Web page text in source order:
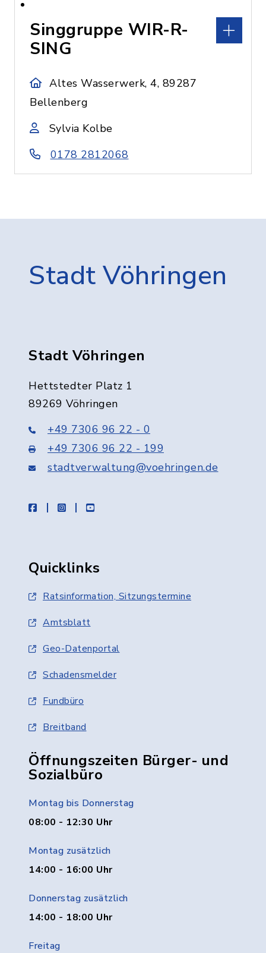
Singgruppe WIR-R-
SING
Altes Wasserwerk, 4, 89287
Bellenberg
Sylvia Kolbe
0178 2812068
Stadt Vöhringen
Stadt Vöhringen
Hettstedter Platz 1
89269 Vöhringen
+49 7306 96 22 - 0
+49 7306 96 22 - 199
stadtverwaltung@voehringen.de
facebookinstagramyoutube
Quicklinks
Ratsinformation, Sitzungstermine
Amtsblatt
Geo-Datenportal
Schadensmelder
Fundbüro
Breitband
Öffnungszeiten Bürger- und
Sozialbüro
Montag bis Donnerstag
08:00 - 12:30 Uhr
Montag zusätzlich
14:00 - 16:00 Uhr
Donnerstag zusätzlich
14:00 - 18:00 Uhr
Freitag